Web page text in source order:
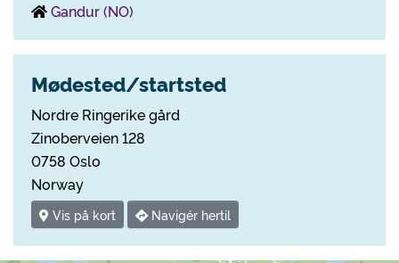
Gandur (NO)
Mødested/startsted
Nordre Ringerike gård
Zinoberveien 128
0758 Oslo
Norway
Vis på kort Navigér hertil